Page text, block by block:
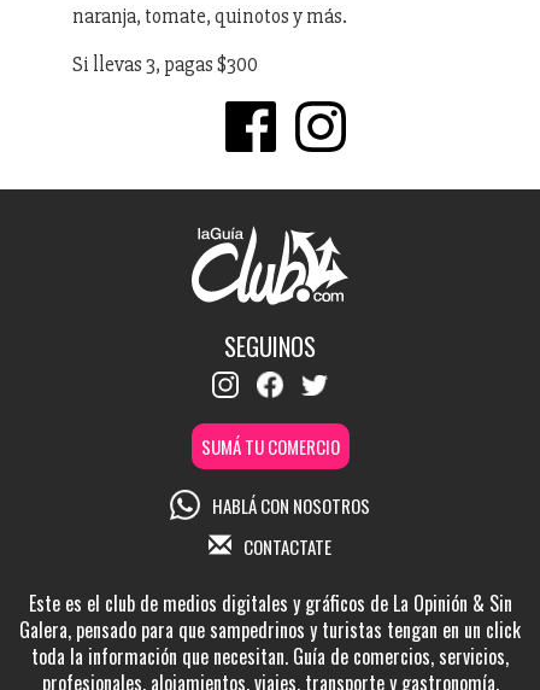
naranja, tomate, quinotos y más.
Si llevas 3, pagas $300
SEGUINOS
SUMÁ TU COMERCIO
HABLÁ CON NOSOTROS
CONTACTATE
Este es el club de medios digitales y gráficos de La Opinión & Sin
Galera, pensado para que sampedrinos y turistas tengan en un click
toda la información que necesitan. Guía de comercios, servicios,
profesionales, alojamientos, viajes, transporte y gastronomía.